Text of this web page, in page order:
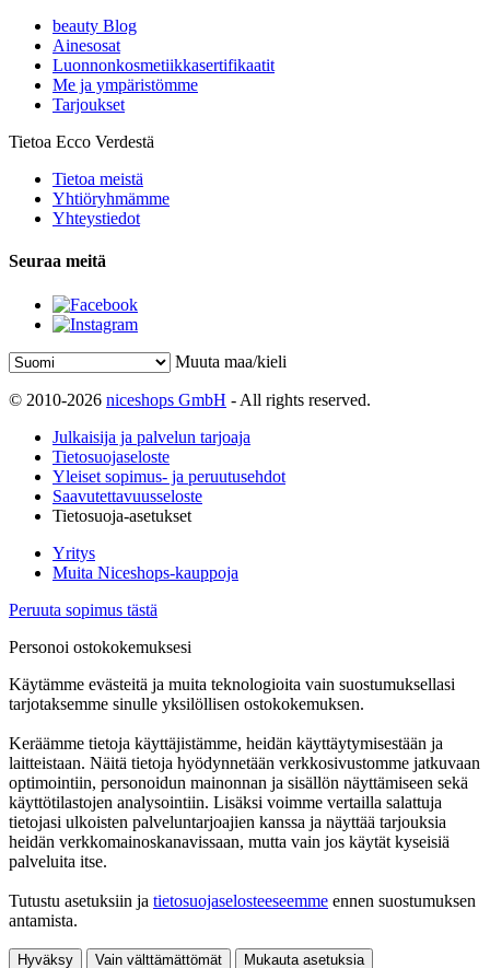
beauty Blog
Ainesosat
Luonnonkosmetiikkasertifikaatit
Me ja ympäristömme
Tarjoukset
Tietoa Ecco Verdestä
Tietoa meistä
Yhtiöryhmämme
Yhteystiedot
Seuraa meitä
Muuta maa/kieli
© 2010-2026 niceshops GmbH - All rights reserved.
Julkaisija ja palvelun tarjoaja
Tietosuojaseloste
Yleiset sopimus- ja peruutusehdot
Saavutettavuusseloste
Tietosuoja-asetukset
Yritys
Muita Niceshops-kauppoja
Peruuta sopimus tästä
Personoi ostokokemuksesi
Käytämme evästeitä ja muita teknologioita vain suostumuksellasi
tarjotaksemme sinulle yksilöllisen ostokokemuksen.
Keräämme tietoja käyttäjistämme, heidän käyttäytymisestään ja
laitteistaan. Näitä tietoja hyödynnetään verkkosivustomme jatkuvaan
optimointiin, personoidun mainonnan ja sisällön näyttämiseen sekä
käyttötilastojen analysointiin. Lisäksi voimme vertailla salattuja
tietojasi ulkoisten palveluntarjoajien kanssa ja näyttää tarjouksia
heidän verkkomainoskanavissaan, mutta vain jos käytät kyseisiä
palveluita itse.
Tutustu asetuksiin ja tietosuojaselosteeseemme ennen suostumuksen
antamista.
Hyväksy Vain välttämättömät Mukauta asetuksia